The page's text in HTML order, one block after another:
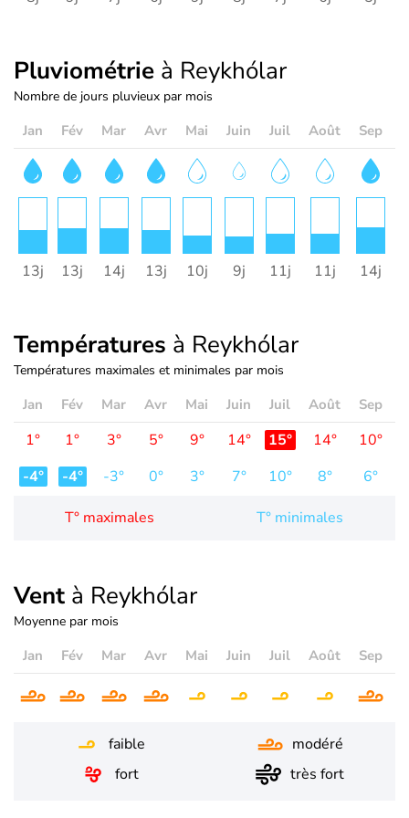
Pluviométrie à Reykhólar
Nombre de jours pluvieux par mois
Jan Fév Mar Avr Mai Juin Juil Août Sep
13j 13j 14j 13j 10j 9j 11j 11j 14j
Températures à Reykhólar
Températures maximales et minimales par mois
Jan Fév Mar Avr Mai Juin Juil Août Sep
1° 1° 3° 5° 9° 14° 15° 14° 10°
-4°
-4° -3° 0° 3° 7° 10° 8° 6°
T° maximales T° minimales
Vent à Reykhólar
Moyenne par mois
Jan Fév Mar Avr Mai Juin Juil Août Sep
faible
modéré
fort
très fort